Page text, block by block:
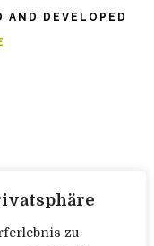
zu
AND DEVELOPED